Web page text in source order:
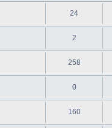
24
2
258
0
160